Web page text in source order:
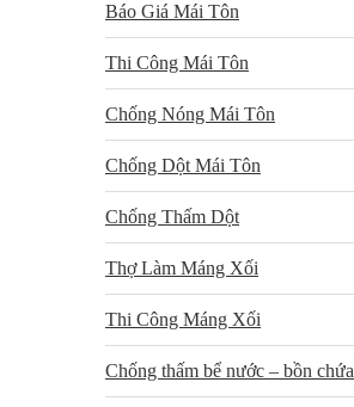
Báo Giá Mái Tôn
Thi Công Mái Tôn
Chống Nóng Mái Tôn
Chống Dột Mái Tôn
Chống Thấm Dột
Thợ Làm Máng Xối
Thi Công Máng Xối
Chống thấm bể nước – bồn chứa